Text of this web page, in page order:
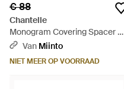
€ 88
Chantelle
Monogram Covering Spacer Bh
- WitVan Miinto
NIET MEER OP VOORRAAD